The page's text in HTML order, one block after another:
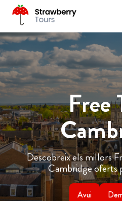
Free
Descobreix els millors
Cambridge oferts
Avui